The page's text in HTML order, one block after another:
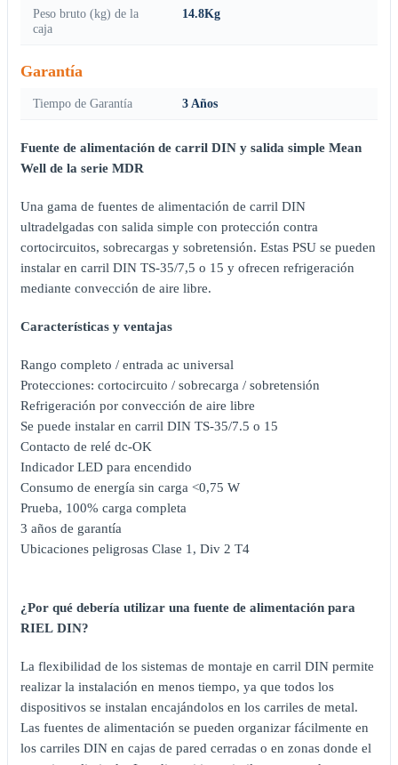
Peso bruto (kg) de la
caja
14.8Kg
Garantía
Tiempo de Garantía 3 Años
Fuente de alimentación de carril DIN y salida simple Mean
Well de la serie MDR
Una gama de fuentes de alimentación de carril DIN
ultradelgadas con salida simple con protección contra
cortocircuitos, sobrecargas y sobretensión. Estas PSU se pueden
instalar en carril DIN TS-35/7,5 o 15 y ofrecen refrigeración
mediante convección de aire libre.
Características y ventajas
Rango completo / entrada ac universal
Protecciones: cortocircuito / sobrecarga / sobretensión
Refrigeración por convección de aire libre
Se puede instalar en carril DIN TS-35/7.5 o 15
Contacto de relé dc-OK
Indicador LED para encendido
Consumo de energía sin carga <0,75 W
Prueba, 100% carga completa
3 años de garantía
Ubicaciones peligrosas Clase 1, Div 2 T4
¿Por qué debería utilizar una fuente de alimentación para
RIEL DIN?
La flexibilidad de los sistemas de montaje en carril DIN permite
realizar la instalación en menos tiempo, ya que todos los
dispositivos se instalan encajándolos en los carriles de metal.
Las fuentes de alimentación se pueden organizar fácilmente en
los carriles DIN en cajas de pared cerradas o en zonas donde el